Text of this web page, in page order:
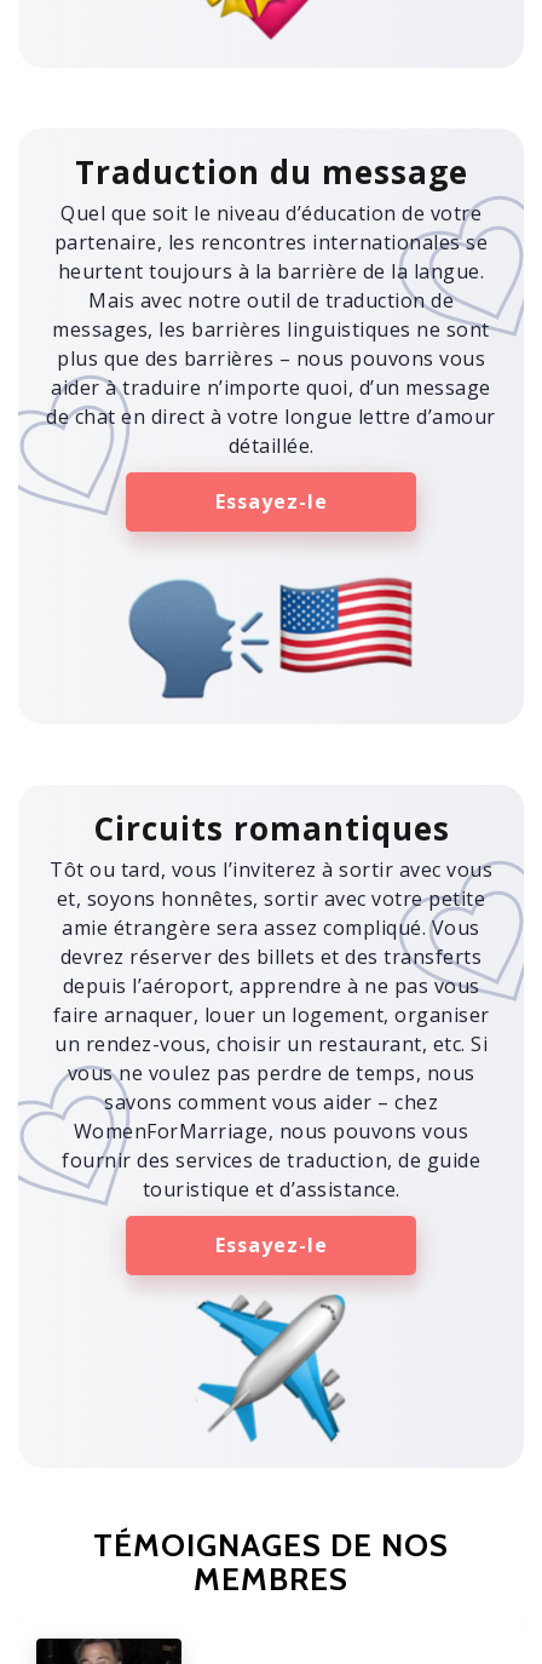
Traduction du message
Quel que soit le niveau d’éducation de votre
partenaire, les rencontres internationales se
heurtent toujours à la barrière de la langue.
Mais avec notre outil de traduction de
messages, les barrières linguistiques ne sont
plus que des barrières – nous pouvons vous
aider à traduire n’importe quoi, d’un message
de chat en direct à votre longue lettre d’amour
détaillée.
Essayez-le
Circuits romantiques
Tôt ou tard, vous l’inviterez à sortir avec vous
et, soyons honnêtes, sortir avec votre petite
amie étrangère sera assez compliqué. Vous
devrez réserver des billets et des transferts
depuis l’aéroport, apprendre à ne pas vous
faire arnaquer, louer un logement, organiser
un rendez-vous, choisir un restaurant, etc. Si
vous ne voulez pas perdre de temps, nous
savons comment vous aider – chez
WomenForMarriage, nous pouvons vous
fournir des services de traduction, de guide
touristique et d’assistance.
Essayez-le
TÉMOIGNAGES DE NOS
MEMBRES